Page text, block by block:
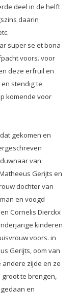
deel in de helft
daarin
super se et bona
voors. voor
deze erfruil en
stendig te
komende voor
gekomen en
van
Gerijts en
dochter van
en voogd
Cornelis Dierckx
kinderen
voors. in
Gerijts, oom van
zijde en ze
te brengen,
en